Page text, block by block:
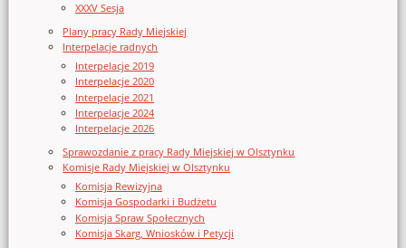
XXXV Sesja
Plany pracy Rady Miejskiej
Interpelacje radnych
Interpelacje 2019
Interpelacje 2020
Interpelacje 2021
Interpelacje 2024
Interpelacje 2026
Sprawozdanie z pracy Rady Miejskiej w Olsztynku
Komisje Rady Miejskiej w Olsztynku
Komisja Rewizyjna
Komisja Gospodarki i Budżetu
Komisja Spraw Społecznych
Komisja Skarg, Wniosków i Petycji